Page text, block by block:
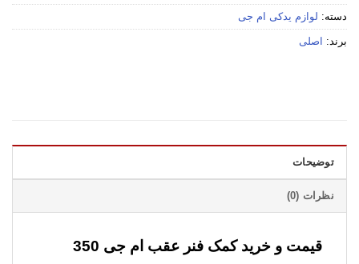
دسته: لوازم یدکی ام جی
برند: اصلی
توضیحات
نظرات (0)
قیمت و خرید کمک فنر عقب ام جی 350